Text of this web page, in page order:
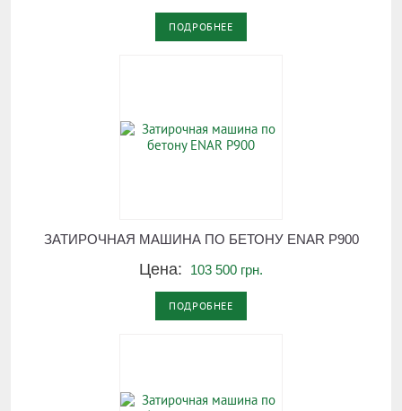
ПОДРОБНЕЕ
ЗАТИРОЧНАЯ МАШИНА ПО БЕТОНУ ENAR P900
Цена: 103 500 грн.
ПОДРОБНЕЕ